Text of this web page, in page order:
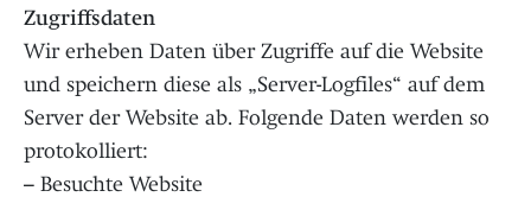
Zugriffsdaten
Wir erheben Daten über Zugriffe auf die Website
und speichern diese als „Server-Logfiles“ auf dem
Server der Website ab. Folgende Daten werden so
protokolliert:
– Besuchte Website